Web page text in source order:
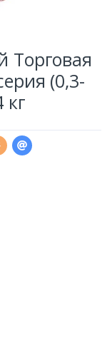
Торговая
(0,3-
кг